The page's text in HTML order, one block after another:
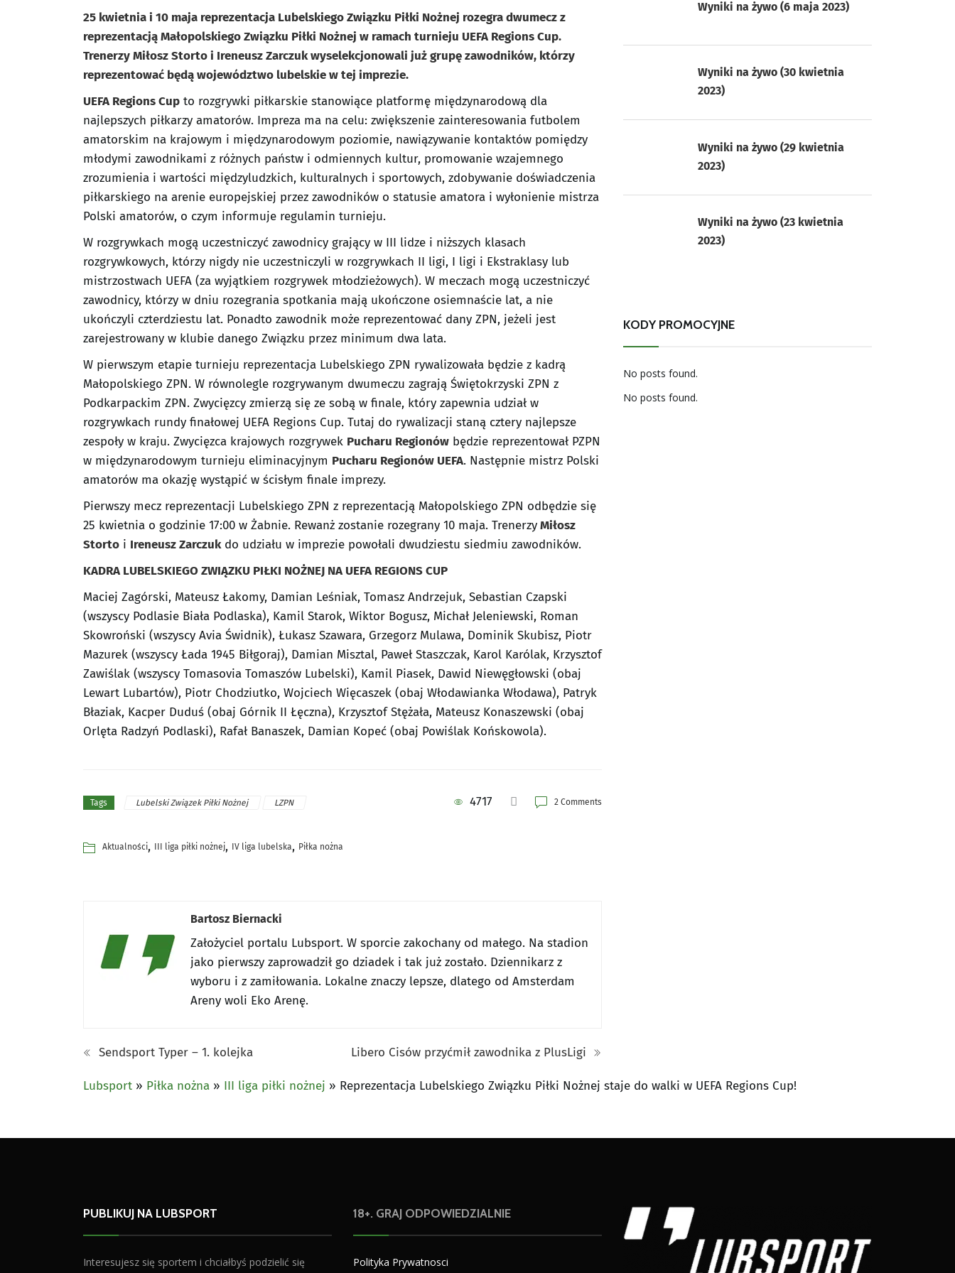
25 kwietnia i 10 maja reprezentacja Lubelskiego Związku Piłki Nożnej rozegra dwumecz z
reprezentacją Małopolskiego Związku Piłki Nożnej w ramach turnieju UEFA Regions Cup.
Trenerzy Miłosz Storto i Ireneusz Zarczuk wyselekcjonowali już grupę zawodników, którzy
reprezentować będą województwo lubelskie w tej imprezie.
UEFA Regions Cup to rozgrywki piłkarskie stanowiące platformę międzynarodową dla
najlepszych piłkarzy amatorów. Impreza ma na celu: zwiększenie zainteresowania futbolem
amatorskim na krajowym i międzynarodowym poziomie, nawiązywanie kontaktów pomiędzy
młodymi zawodnikami z różnych państw i odmiennych kultur, promowanie wzajemnego
zrozumienia i wartości międzyludzkich, kulturalnych i sportowych, zdobywanie doświadczenia
piłkarskiego na arenie europejskiej przez zawodników o statusie amatora i wyłonienie mistrza
Polski amatorów, o czym informuje regulamin turnieju.
W rozgrywkach mogą uczestniczyć zawodnicy grający w III lidze i niższych klasach
rozgrywkowych, którzy nigdy nie uczestniczyli w rozgrywkach II ligi, I ligi i Ekstraklasy lub
mistrzostwach UEFA (za wyjątkiem rozgrywek młodzieżowych). W meczach mogą uczestniczyć
zawodnicy, którzy w dniu rozegrania spotkania mają ukończone osiemnaście lat, a nie
ukończyli czterdziestu lat. Ponadto zawodnik może reprezentować dany ZPN, jeżeli jest
zarejestrowany w klubie danego Związku przez minimum dwa lata.
W pierwszym etapie turnieju reprezentacja Lubelskiego ZPN rywalizowała będzie z kadrą
Małopolskiego ZPN. W równolegle rozgrywanym dwumeczu zagrają Świętokrzyski ZPN z
Podkarpackim ZPN. Zwycięzcy zmierzą się ze sobą w finale, który zapewnia udział w
rozgrywkach rundy finałowej UEFA Regions Cup. Tutaj do rywalizacji staną cztery najlepsze
zespoły w kraju. Zwycięzca krajowych rozgrywek Pucharu Regionów będzie reprezentował PZPN
w międzynarodowym turnieju eliminacyjnym Pucharu Regionów UEFA. Następnie mistrz Polski
amatorów ma okazję wystąpić w ścisłym finale imprezy.
Pierwszy mecz reprezentacji Lubelskiego ZPN z reprezentacją Małopolskiego ZPN odbędzie się
25 kwietnia o godzinie 17:00 w Żabnie. Rewanż zostanie rozegrany 10 maja. TrenerzyMiłosz
Storto i Ireneusz Zarczukdo udziału w imprezie powołali dwudziestu siedmiu zawodników.
KADRA LUBELSKIEGO ZWIĄZKU PIŁKI NOŻNEJ NA UEFA REGIONS CUP
Maciej Zagórski, Mateusz Łakomy, Damian Leśniak, Tomasz Andrzejuk, Sebastian Czapski
(wszyscy Podlasie Biała Podlaska), Kamil Starok, Wiktor Bogusz, Michał Jeleniewski, Roman
Skowroński (wszyscy Avia Świdnik), Łukasz Szawara, Grzegorz Mulawa, Dominik Skubisz, Piotr
Mazurek (wszyscy Łada 1945 Biłgoraj), Damian Misztal, Paweł Staszczak, Karol Karólak, Krzysztof
Zawiślak (wszyscy Tomasovia Tomaszów Lubelski), Kamil Piasek, Dawid Niewęgłowski (obaj
Lewart Lubartów), Piotr Chodziutko, Wojciech Więcaszek (obaj Włodawianka Włodawa), Patryk
Błaziak, Kacper Duduś (obaj Górnik II Łęczna), Krzysztof Stężała, Mateusz Konaszewski (obaj
Orlęta Radzyń Podlaski), Rafał Banaszek, Damian Kopeć (obaj Powiślak Końskowola).
Tags Lubelski Związek Piłki Nożnej LZPN 4717 2 Comments
Aktualności, III liga piłki nożnej, IV liga lubelska, Piłka nożna
Bartosz Biernacki
Założyciel portalu Lubsport. W sporcie zakochany od małego. Na stadion
jako pierwszy zaprowadził go dziadek i tak już zostało. Dziennikarz z
wyboru i z zamiłowania. Lokalne znaczy lepsze, dlatego od Amsterdam
Areny woli Eko Arenę.
Sendsport Typer – 1. kolejka Libero Cisów przyćmił zawodnika z PlusLigi
Wyniki na żywo (6 maja 2023)
Wyniki na żywo (30 kwietnia
2023)
Wyniki na żywo (29 kwietnia
2023)
Wyniki na żywo (23 kwietnia
2023)
KODY PROMOCYJNE
No posts found.
No posts found.
Lubsport » Piłka nożna » III liga piłki nożnej » Reprezentacja Lubelskiego Związku Piłki Nożnej staje do walki w UEFA Regions Cup!
PUBLIKUJ NA LUBSPORT
Interesujesz się sportem i chciałbyś podzielić się
18+. GRAJ ODPOWIEDZIALNIE
Polityka Prywatnosci